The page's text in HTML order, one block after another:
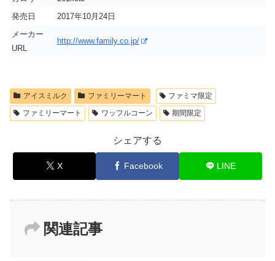
発売日
2017年10月24日
メーカー
URL
http://www.family.co.jp/
アイスミルク ファミリーマート
ファミマ限定
ファミリーマート
ワッフルコーン 期間限定
シェアする
X Facebook LINE
関連記事